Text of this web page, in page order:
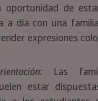
oportunidad de
a día con una
expresiones
Las
estar